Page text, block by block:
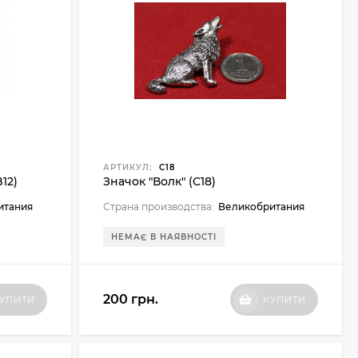
АРТИКУЛ: C18
Значок "Волк" (C18)
Страна производства: Великобритания
НЕМАЄ В НАЯВНОСТІ
200 грн. КУПИТИ